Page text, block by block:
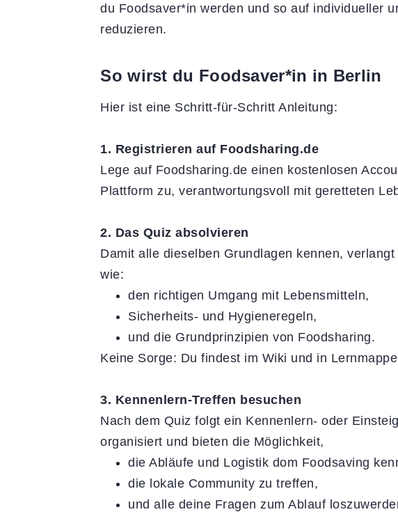
du Foodsaver*in werden und so auf individueller
reduzieren.
So wirst du Foodsaver*in in Berlin
Hier ist eine Schritt-für-Schritt Anleitung:
1. Registrieren auf Foodsharing.de
Lege auf Foodsharing.de einen kostenlosen
Plattform zu, verantwortungsvoll mit geretteten
2. Das Quiz absolvieren
Damit alle dieselben Grundlagen kennen,
wie:
den richtigen Umgang mit Lebensmitteln,
Sicherheits- und Hygieneregeln,
und die Grundprinzipien von Foodsharing.
Keine Sorge: Du findest im Wiki und in
3. Kennenlern-Treffen besuchen
Nach dem Quiz folgt ein Kennenlern- oder
organisiert und bieten die Möglichkeit,
die Abläufe und Logistik dom Foodsaving
die lokale Community zu treffen,
und alle deine Fragen zum Ablauf